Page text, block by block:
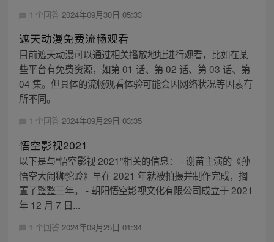
1 个回答 2024年09月30日 05:33
遮天动漫免费流畅观看
目前遮天动漫可以通过相关播放地址进行观看，比如在某
些平台有免费资源，如第 01 话、第 02 话、第 03 话、第
04 集。但具体的流畅观看体验可能会因网络状况等因素有
所不同。
1 个回答 2024年09月29日 03:35
悟空影视2021
以下是与“悟空影视 2021”相关的信息： - 谢苗主演的《孙
悟空大闹狮驼岭》早在 2021 年就被拍摄并制作完成，搁
置了整整三年。 - 朝阳悟空影视文化有限公司成立于 2021
年 12 月 7 日...
1 个回答 2024年09月25日 01:34